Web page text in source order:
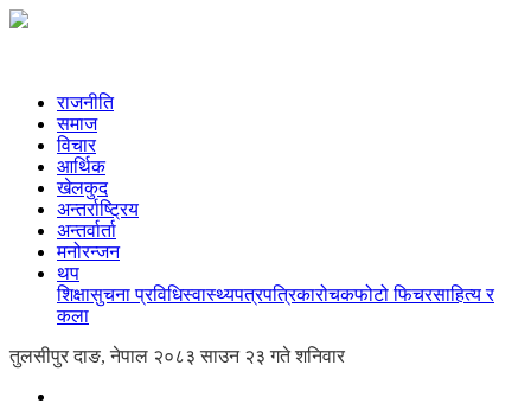
राजनीति
समाज
विचार
आर्थिक
खेलकुद
अन्तर्राष्ट्रिय
अन्तर्वार्ता
मनोरन्जन
थप
शिक्षासुचना प्रविधिस्वास्थ्यपत्रपत्रिकारोचकफोटो फिचरसाहित्य र
कला
तुलसीपुर दाङ, नेपाल २०८३ साउन २३ गते शनिवार